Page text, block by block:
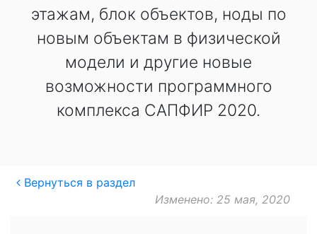
этажам, блок объектов, ноды по
новым объектам в физической
модели и другие новые
возможности программного
комплекса САПФИР 2020.
Вернуться в раздел
Изменено: 25 мая, 2020